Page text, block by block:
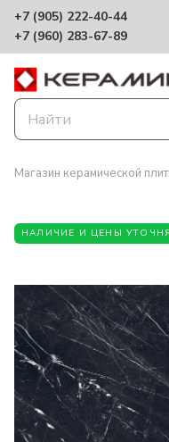
+7 (905) 222-40-44
+7 (960) 283-67-89
Магазин керамической
НАЛИЧИЕ И ЦЕНЫ